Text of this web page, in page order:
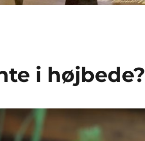
i højbede?